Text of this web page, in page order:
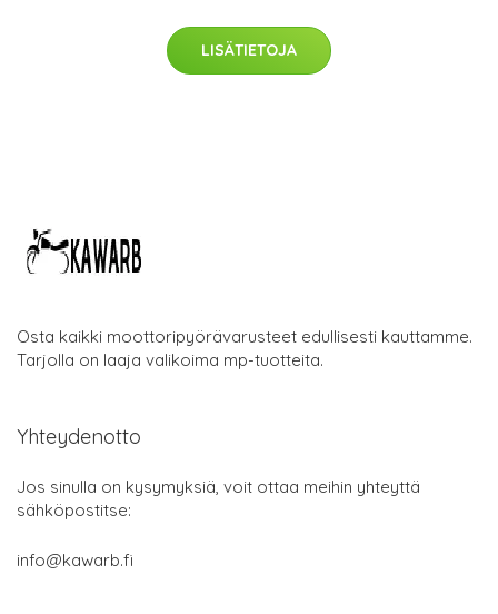
LISÄTIETOJA
Osta kaikki moottoripyörävarusteet edullisesti kauttamme.
Tarjolla on laaja valikoima mp-tuotteita.
Yhteydenotto
Jos sinulla on kysymyksiä, voit ottaa meihin yhteyttä
sähköpostitse:
info@kawarb.fi